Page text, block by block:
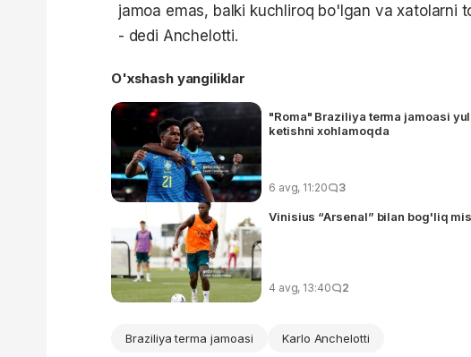
jamoa emas, balki kuchliroq bo'lgan va xatolarni
- dedi Anchelotti.
O'xshash yangiliklar
"Roma" Braziliya terma jamoasi
ketishni xohlamoqda
6 avg, 11:20 3
Vinisius “Arsenal” bilan bog'liq
4 avg, 13:40 2
Braziliya terma jamoasi Karlo Anchelotti